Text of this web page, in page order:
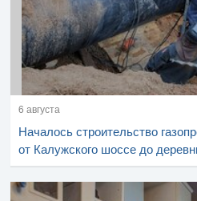
6 августа
Началось строительство
от Калужского шоссе до